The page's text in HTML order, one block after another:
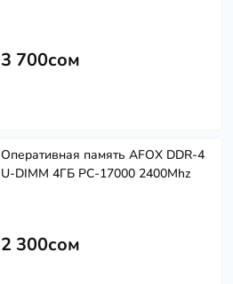
3 700сом
Оперативная память AFOX DDR-4
U-DIMM 4ГБ PC-17000 2400Mhz
2 300сом